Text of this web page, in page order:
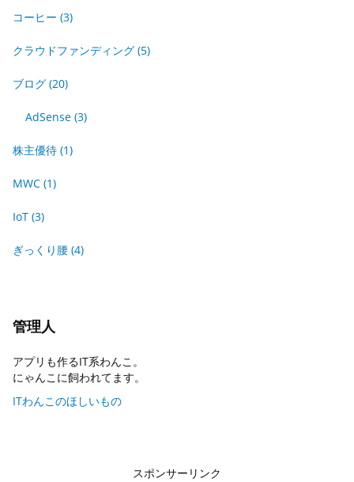
コーヒー (3)
クラウドファンディング (5)
ブログ (20)
AdSense (3)
株主優待 (1)
MWC (1)
IoT (3)
ぎっくり腰 (4)
管理人
アプリも作るIT系わんこ。
にゃんこに飼われてます。
ITわんこのほしいもの
スポンサーリンク